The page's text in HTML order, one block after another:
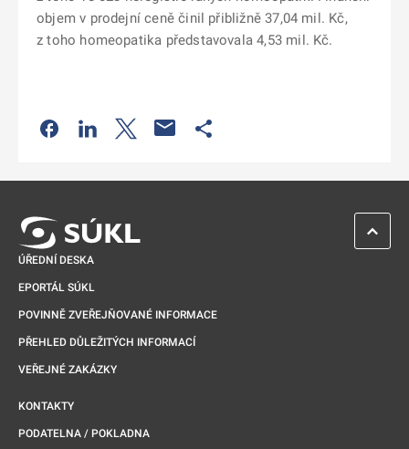
objem v prodejní ceně činil přibližně 37,04 mil. Kč,
z toho homeopatika představovala 4,53 mil. Kč.
Odkaz se otevře na nové kartě
Odkaz se otevře na nové kartě
Odkaz se otevře na nové kartě
ÚŘEDNÍ DESKA
EPORTÁL SÚKL
POVINNĚ ZVEŘEJŇOVANÉ INFORMACE
PŘEHLED DŮLEŽITÝCH INFORMACÍ
VEŘEJNÉ ZAKÁZKY
KONTAKTY
PODATELNA / POKLADNA
ZPĚT